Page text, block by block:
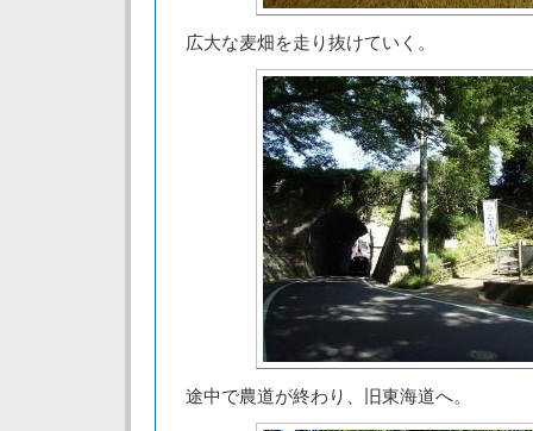
広大な麦畑を走り抜けていく。
途中で農道が終わり、旧東海道へ。